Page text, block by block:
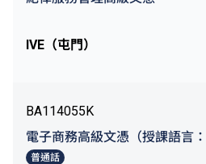
IVE（屯門）
BA114055K
電子商務高級文憑（授課語言
普通話